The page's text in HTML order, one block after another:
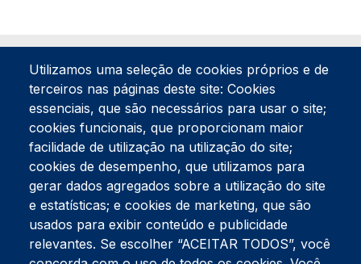
Tel:234 390 100Fax:234 390 100
Endereço Postal
Apartado 42
Rua Gil Eanes 31
3834-908 Gafanha da Nazaré
Utilizamos uma seleção de cookies próprios e de
terceiros nas páginas deste site: Cookies
essenciais, que são necessários para usar o site;
cookies funcionais, que proporcionam maior
facilidade de utilização na utilização do site;
cookies de desempenho, que utilizamos para
gerar dados agregados sobre a utilização do site
e estatísticas; e cookies de marketing, que são
usados para exibir conteúdo e publicidade
relevantes. Se escolher “ACEITAR TODOS”, você